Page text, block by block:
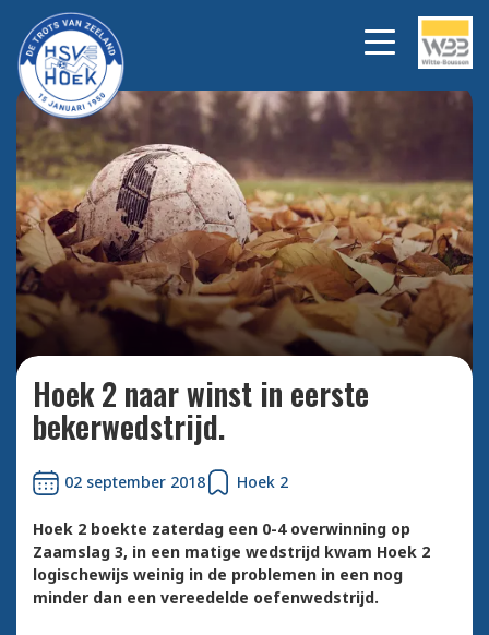
Bekijk alle foto's
Hoek 2 naar winst in eerste
bekerwedstrijd.
02 september 2018 Hoek 2
Hoek 2 boekte zaterdag een 0-4 overwinning op
Zaamslag 3, in een matige wedstrijd kwam Hoek 2
logischewijs weinig in de problemen in een nog
minder dan een vereedelde oefenwedstrijd.